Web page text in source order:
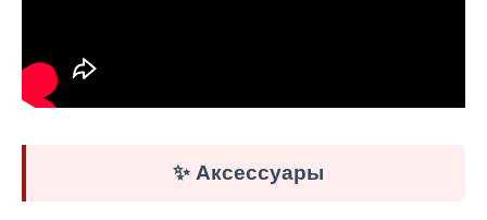
✨ Аксессуары